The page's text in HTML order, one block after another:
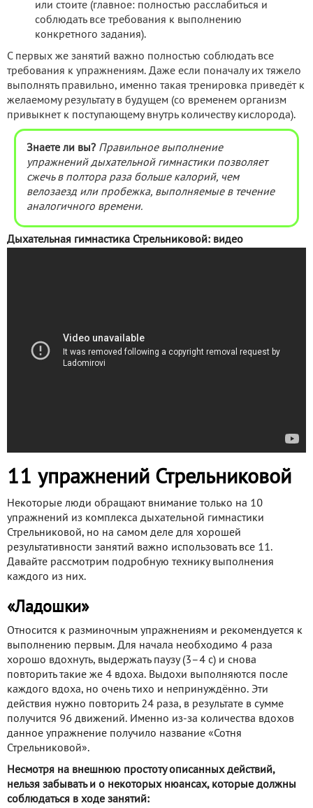
или стоите (главное: полностью расслабиться и
соблюдать все требования к выполнению
конкретного задания).
С первых же занятий важно полностью соблюдать все
требования к упражнениям. Даже если поначалу их тяжело
выполнять правильно, именно такая тренировка приведёт к
желаемому результату в будущем (со временем организм
привыкнет к поступающему внутрь количеству кислорода).
Знаете ли вы? Правильное выполнение
упражнений дыхательной гимнастики позволяет
сжечь в полтора раза больше калорий, чем
велозаезд или пробежка, выполняемые в течение
аналогичного времени.
Дыхательная гимнастика Стрельниковой: видео
11 упражнений Стрельниковой
Некоторые люди обращают внимание только на 10
упражнений из комплекса дыхательной гимнастики
Стрельниковой, но на самом деле для хорошей
результативности занятий важно использовать все 11.
Давайте рассмотрим подробную технику выполнения
каждого из них.
«Ладошки»
Относится к разминочным упражнениям и рекомендуется к
выполнению первым. Для начала необходимо 4 раза
хорошо вдохнуть, выдержать паузу (3–4 с) и снова
повторить такие же 4 вдоха. Выдохи выполняются после
каждого вдоха, но очень тихо и непринуждённо. Эти
действия нужно повторить 24 раза, в результате в сумме
получится 96 движений. Именно из-за количества вдохов
данное упражнение получило название «Сотня
Стрельниковой».
Несмотря на внешнюю простоту описанных действий,
нельзя забывать и о некоторых нюансах, которые должны
соблюдаться в ходе занятий: